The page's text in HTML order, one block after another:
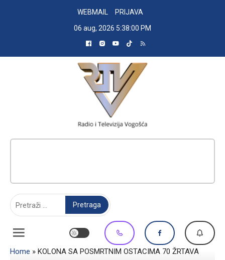
WEBMAIL
PRIJAVA
06 aug, 2026 5:38:01 PM
Home » KOLONA SA POSMRTNIM OSTACIMA 70 ŽRTAVA